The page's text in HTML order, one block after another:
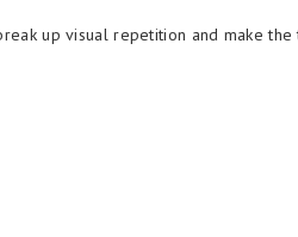
up visual repetition and make